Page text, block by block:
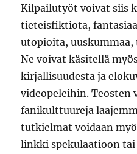
Kilpailutyöt voivat siis
tieteisfiktiota,
utopioita, uuskummaa,
Ne voivat käsitellä
kirjallisuudesta ja
videopeleihin. Teosten
fanikulttuureja
tutkielmat voidaan
linkki spekulaatioon